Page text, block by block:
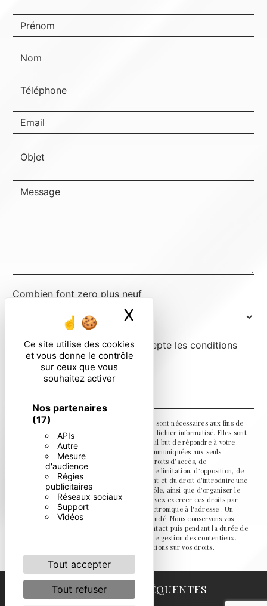
Ce site utilise des cookies
et vous donne le contrôle
sur ceux que vous
souhaitez activer
Nos partenaires
(17)
APIs
Autre
Mesure
d'audience
Régies
publicitaires
Réseaux sociaux
Support
Vidéos
Tout accepter
Tout refuser
X Masquer le
Combien font zero plus neuf
En cochant cette case, j'accepte les conditions
particulières ci-dessous **
** Les données personnelles communiquées sont nécessaires aux fins de
vous contacter et sont enregistrées dans un fichier informatisé. Elles sont
destinées à et ses sous-traitants dans le seul but de répondre à votre
message. Les données collectées seront communiquées aux seuls
destinataires suivants: . Vous disposez de droits d’accès, de
rectification, d’effacement, de portabilité, de limitation, d’opposition, de
retrait de votre consentement à tout moment et du droit d’introduire une
réclamation auprès d’une autorité de contrôle, ainsi que d’organiser le
sort de vos données post-mortem. Vous pouvez exercer ces droits par
voie postale à l'adresse ou par courrier électronique à l'adresse . Un
justificatif d'identité pourra vous être demandé. Nous conservons vos
données pendant la période de prise de contact puis pendant la durée de
prescription légale aux fins probatoires et de gestion des contentieux.
Consultez le site cnil.fr pour plus d’informations sur vos droits.
RECHERCHES FRÉQUENTES